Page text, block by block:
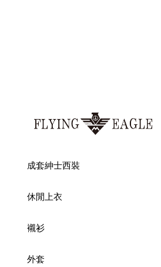
成套紳士西裝
休閒上衣
襯衫
外套